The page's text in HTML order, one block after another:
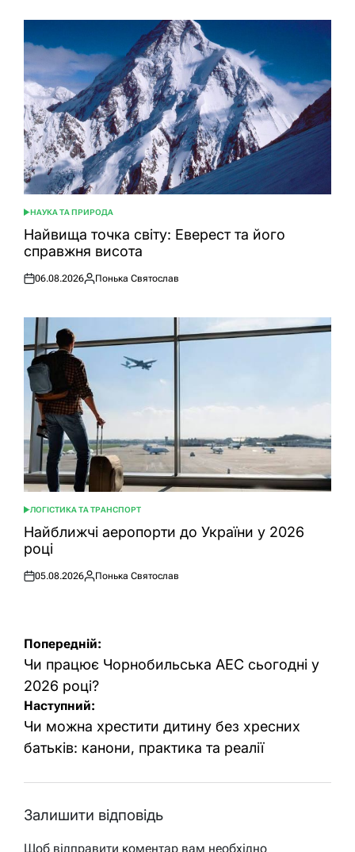
ОПУБЛІКУВАТИ
У
НАУКА ТА ПРИРОДА
Найвища точка світу: Еверест та його
справжня висота
Оприлюднено
06.08.2026
Опубліковано
Понька Святослав
ОПУБЛІКУВАТИ
У
ЛОГІСТИКА ТА ТРАНСПОРТ
Найближчі аеропорти до України у 2026
році
Оприлюднено
05.08.2026
Опубліковано
Понька Святослав
Навігація
записів
Попередній:
Чи працює Чорнобильська АЕС сьогодні у
2026 році?
Наступний:
Чи можна хрестити дитину без хресних
батьків: канони, практика та реалії
Залишити відповідь
Щоб відправити коментар вам необхідно